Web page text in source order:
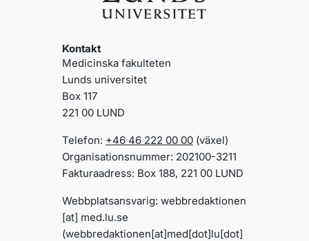
Kontakt
Medicinska fakulteten
Lunds universitet
Box 117
221 00 LUND
Telefon: +46 46 222 00 00 (växel)
Organisationsnummer: 202100-3211
Fakturaadress: Box 188, 221 00 LUND
Webbplatsansvarig: webbredaktionen
[at] med.lu.se
(webbredaktionen[at]med[dot]lu[dot]